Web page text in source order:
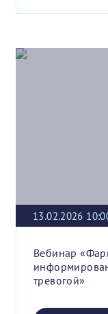
13.02.2026
Вебинар
тревогой»